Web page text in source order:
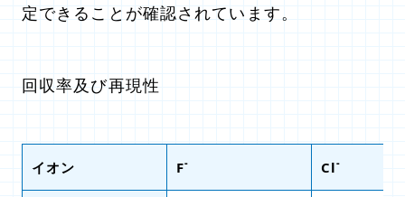
定できることが確認されています。
回収率及び再現性
イオン F- Cl-